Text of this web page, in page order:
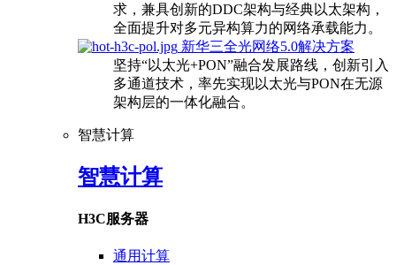
求，兼具创新的DDC架构与经典以太架构，
全面提升对多元异构算力的网络承载能力。
新华三全光网络5.0解决方案
坚持“以太光+PON”融合发展路线，创新引入
多通道技术，率先实现以太光与PON在无源
架构层的一体化融合。
智慧计算
智慧计算
H3C服务器
通用计算